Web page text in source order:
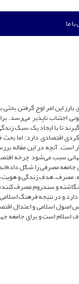
ما
این امر اوج گرفتن بحثی
ناپذیر می‌رسد.
تا با ایجاد یک سبک
اقتصادی دارد؛ اما
آنچه در این مقاله
سبب می‌شود چرخه
مصرفی را شکل
مصرف، هدف زندگی و
و سندروم مصرف کننده
و در نتیجه فرهنگ
اصول اسلامی و اعتدال
است و برای جامعه